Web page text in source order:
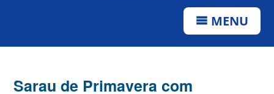
MENU
Sarau de Primavera com